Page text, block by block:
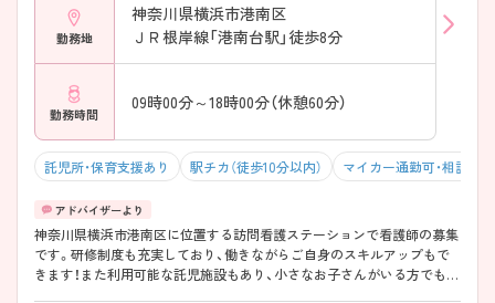
勤務地
神奈川県横浜市港南区
ＪＲ根岸線「港南台駅」徒歩8分
勤務時間
09時00分～18時00分（休憩60分）
託児所・保育支援あり 駅チカ（徒歩10分以内） マイカー通勤可・相談可
神奈川県横浜市港南区に位置する訪問看護ステーションで看護師の募集
です。研修制度も充実しており、働きながらご自身のスキルアップもで
きます！また利用可能な託児施設もあり、小さなお子さんがいる方でも安